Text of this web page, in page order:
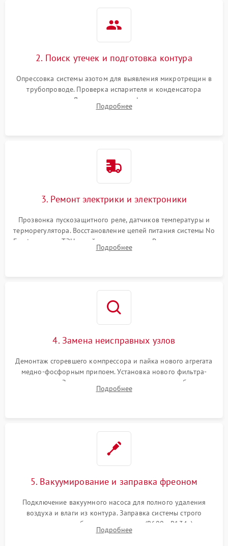
1800 ₽
2. Поиск утечек и подготовка контура
Опрессовка системы азотом для выявления микротрещин в
трубопроводе. Проверка испарителя и конденсатора
течеискателем. Демонтаж старого фильтра-осушителя и
продувка капиллярной трубки для устранения засоров.
Подробнее
3. Ремонт электрики и электроники
Прозвонка пускозащитного реле, датчиков температуры и
терморегулятора. Восстановление цепей питания системы No
Frost, включая ТЭН оттайки и вентилятор. Ремонт или замена
платы управления при сбоях алгоритмов.
Подробнее
4. Замена неисправных узлов
Демонтаж сгоревшего компрессора и пайка нового агрегата
медно-фосфорным припоем. Установка нового фильтра-
осушителя. Замена изношенных вентиляторов обдува,
сломанных заслонок или поврежденных дверных петель.
Подробнее
5. Вакуумирование и заправка фреоном
Подключение вакуумного насоса для полного удаления
воздуха и влаги из контура. Заправка системы строго
дозированным объемом хладагента (R600a, R134a) по
электронным весам. Контроль рабочего давления в системе.
Подробнее